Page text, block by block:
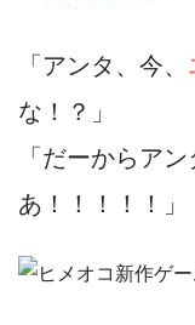
「アンタ、今、
な！？」
「だーからア
あ！！！！！」